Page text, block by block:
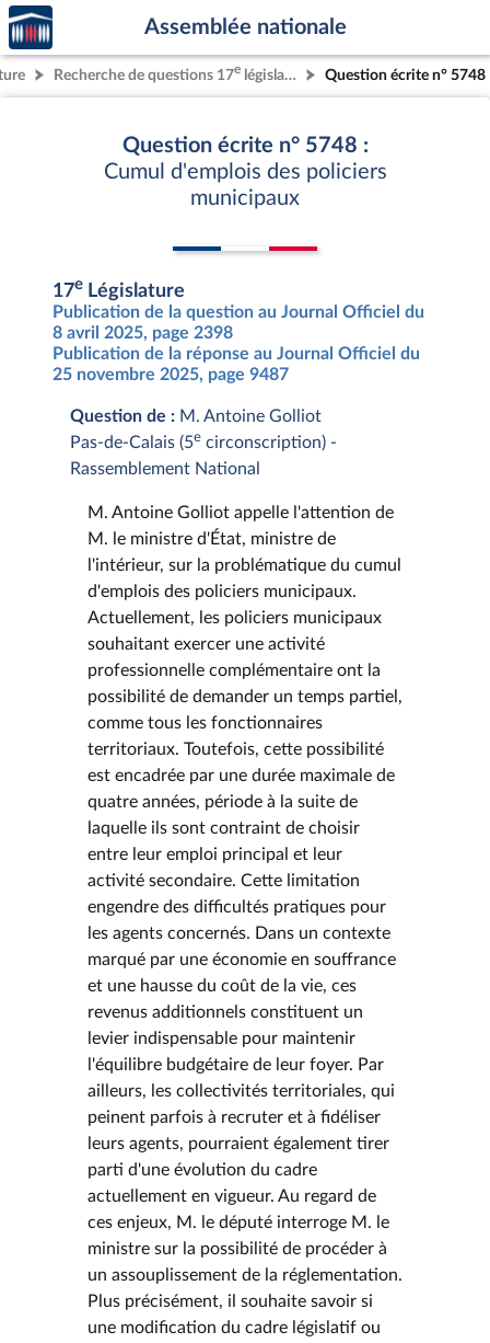
Aller au contenu
Aller en bas de la page
Accèder
à la
page
d'accueil
Assemblée nationale
Recherche de questions 17e législature Question écrite n° 5748
Question écrite n° 5748 :
Cumul d'emplois des policiers
municipaux
17e Législature
Publication de la question au Journal Officiel du
8 avril 2025, page 2398
Publication de la réponse au Journal Officiel du
25 novembre 2025, page 9487
Question de : M. Antoine Golliot
Pas-de-Calais (5e circonscription) -
Rassemblement National
M. Antoine Golliot appelle l'attention de
M. le ministre d'État, ministre de
l'intérieur, sur la problématique du cumul
d'emplois des policiers municipaux.
Actuellement, les policiers municipaux
souhaitant exercer une activité
professionnelle complémentaire ont la
possibilité de demander un temps partiel,
comme tous les fonctionnaires
territoriaux. Toutefois, cette possibilité
est encadrée par une durée maximale de
quatre années, période à la suite de
laquelle ils sont contraint de choisir
entre leur emploi principal et leur
activité secondaire. Cette limitation
engendre des difficultés pratiques pour
les agents concernés. Dans un contexte
marqué par une économie en souffrance
et une hausse du coût de la vie, ces
revenus additionnels constituent un
levier indispensable pour maintenir
l'équilibre budgétaire de leur foyer. Par
ailleurs, les collectivités territoriales, qui
peinent parfois à recruter et à fidéliser
leurs agents, pourraient également tirer
parti d'une évolution du cadre
actuellement en vigueur. Au regard de
ces enjeux, M. le député interroge M. le
ministre sur la possibilité de procéder à
un assouplissement de la réglementation.
Plus précisément, il souhaite savoir si
une modification du cadre législatif ou